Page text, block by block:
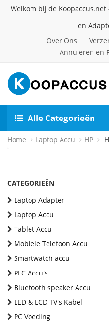
Welkom bij de
en
Over Ons
Annuleren en
Alle Categorieën
Home Laptop Accu HP
CATEGORIEËN
Laptop Adapter
Laptop Accu
Tablet Accu
Mobiele Telefoon Accu
Smartwatch accu
PLC Accu's
Bluetooth speaker Accu
LED & LCD TV's Kabel
PC Voeding